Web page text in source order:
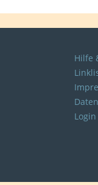
Hilfe
Login